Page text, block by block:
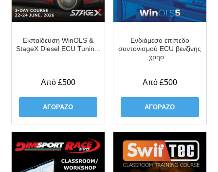
Εκπαίδευση WinOLS &
StageX Diesel ECU Tunin...
Από £500
ΑΓΟΡΆΖΩ
Ενδιάμεσο επίπεδο
συντονισμού ECU βενζίνης
χρησ...
Από £500
ΑΓΟΡΆΖΩ